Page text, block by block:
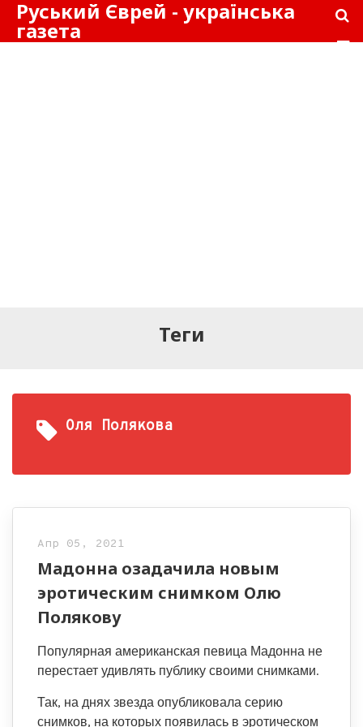
Руський Єврей - українська
газета
Теги
Оля Полякова
Апр 05, 2021
Мадонна озадачила новым
эротическим снимком Олю
Полякову
Популярная американская певица Мадонна не
перестает удивлять публику своими снимками.
Так, на днях звезда опубликовала серию
снимков, на которых появилась в эротическом